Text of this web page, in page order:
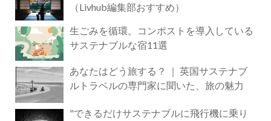
（Livhub編集部おすすめ）
生ごみを循環。コンポストを導入している
サステナブルな宿11選
あなたはどう旅する？ ｜ 英国サステナブ
ルトラベルの専門家に聞いた、旅の魅力
"できるだけサステナブルに飛行機に乗り